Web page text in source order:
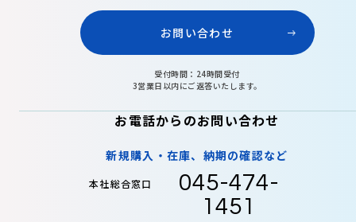
お問い合わせ
受付時間：24時間受付
3営業日以内にご返答いたします。
お電話からのお問い合わせ
新規購入・在庫、納期の確認など
本社総合窓口
045-474-
1451